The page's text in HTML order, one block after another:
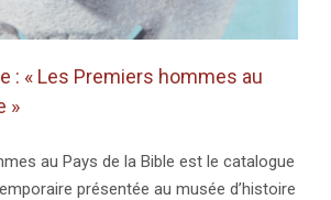
: « Les Premiers hommes au
»
au Pays de la Bible est le catalogue
présentée au musée d’histoire